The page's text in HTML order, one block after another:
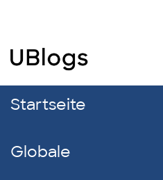
Startseite
Globale